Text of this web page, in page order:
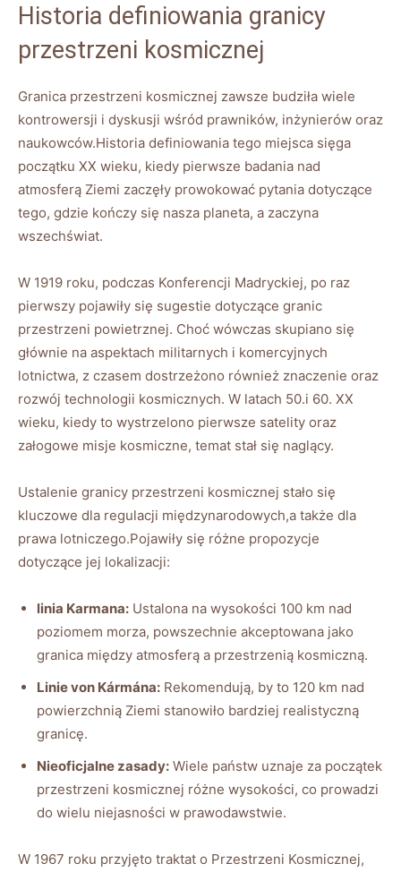
Historia definiowania granicy
przestrzeni kosmicznej
Granica przestrzeni kosmicznej zawsze budziła wiele
kontrowersji i dyskusji wśród prawników, inżynierów oraz
naukowców.Historia definiowania tego miejsca sięga
początku XX wieku, kiedy pierwsze badania nad
atmosferą Ziemi zaczęły prowokować pytania dotyczące
tego, gdzie kończy się nasza planeta, a zaczyna
wszechświat.
W 1919 roku, podczas Konferencji Madryckiej, po raz
pierwszy pojawiły się sugestie dotyczące granic
przestrzeni powietrznej. Choć wówczas skupiano się
głównie na aspektach militarnych i komercyjnych
lotnictwa, z czasem dostrzeżono również znaczenie oraz
rozwój technologii kosmicznych. W latach 50.i 60. XX
wieku, kiedy to wystrzelono pierwsze satelity oraz
załogowe misje kosmiczne, temat stał się naglący.
Ustalenie granicy przestrzeni kosmicznej stało się
kluczowe dla regulacji międzynarodowych,a także dla
prawa lotniczego.Pojawiły się różne propozycje
dotyczące jej lokalizacji:
linia Karmana: Ustalona na wysokości 100 km nad
poziomem morza, powszechnie akceptowana jako
granica między atmosferą a przestrzenią kosmiczną.
Linie von Kármána: Rekomendują, by to 120 km nad
powierzchnią Ziemi stanowiło bardziej realistyczną
granicę.
Nieoficjalne zasady: Wiele państw uznaje za początek
przestrzeni kosmicznej różne wysokości, co prowadzi
do wielu niejasności w prawodawstwie.
W 1967 roku przyjęto traktat o Przestrzeni Kosmicznej,